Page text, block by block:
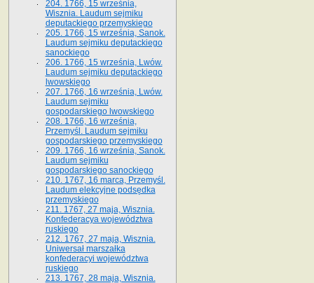
204. 1766, 15 września,
Wisznia. Laudum sejmiku
deputackiego przemyskiego
205. 1766, 15 września, Sanok.
Laudum sejmiku deputackiego
sanockiego
206. 1766, 15 września, Lwów.
Laudum sejmiku deputackiego
lwowskiego
207. 1766, 16 września, Lwów.
Laudum sejmiku
gospodarskiego lwowskiego
208. 1766, 16 września,
Przemyśl. Laudum sejmiku
gospodarskiego przemyskiego
209. 1766, 16 września, Sanok.
Laudum sejmiku
gospodarskiego sanockiego
210. 1767, 16 marca, Przemyśl.
Laudum elekcyjne podsędka
przemyskiego
211. 1767, 27 maja, Wisznia.
Konfederacya województwa
ruskiego
212. 1767, 27 maja, Wisznia.
Uniwersał marszałka
konfederacyi województwa
ruskiego
213. 1767, 28 maja, Wisznia.